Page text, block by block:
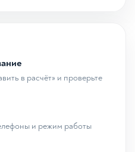
в расчёт» и проверьте
и режим работы